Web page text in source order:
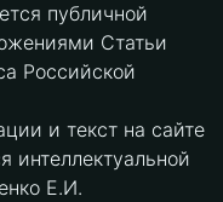
публичной
Статьи
Российской
и текст на сайте
интеллектуальной
Е.И.